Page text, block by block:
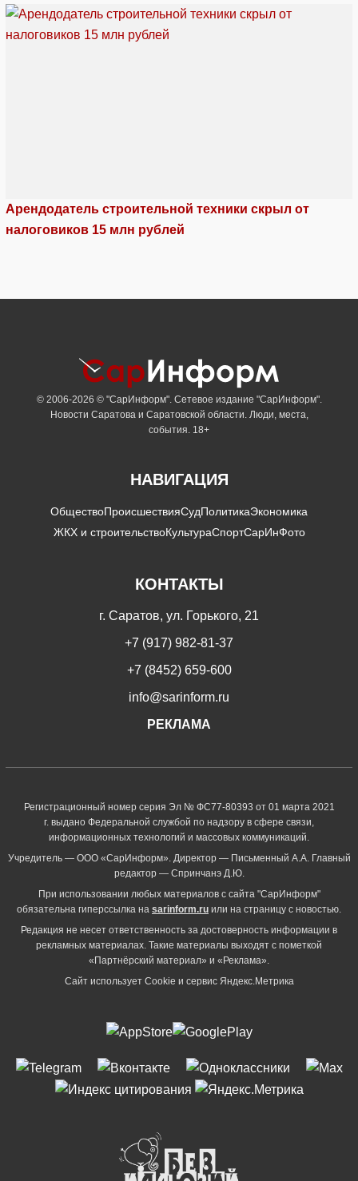
Арендодатель строительной техники скрыл от
налоговиков 15 млн рублей
© 2006-2026 © "СарИнформ". Сетевое издание "СарИнформ".
Новости Саратова и Саратовской области. Люди, места,
события. 18+
НАВИГАЦИЯ
ОбществоПроисшествияСудПолитикаЭкономика
ЖКХ и строительствоКультураСпортСарИнФото
КОНТАКТЫ
г. Саратов, ул. Горького, 21
+7 (917) 982-81-37
+7 (8452) 659-600
info@sarinform.ru
РЕКЛАМА
Регистрационный номер серия Эл № ФС77-80393 от 01 марта 2021
г. выдано Федеральной службой по надзору в сфере связи,
информационных технологий и массовых коммуникаций.
Учредитель — ООО «СарИнформ». Директор — Письменный А.А. Главный
редактор — Спринчанэ Д.Ю.
При использовании любых материалов с сайта "СарИнформ"
обязательна гиперссылка на sarinform.ru или на страницу с новостью.
Редакция не несет ответственность за достоверность информации в
рекламных материалах. Такие материалы выходят с пометкой
«Партнёрский материал» и «Реклама».
Сайт использует Cookie и сервиc Яндекс.Метрика